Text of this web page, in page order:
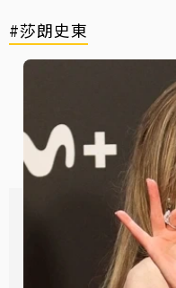
#莎朗史東